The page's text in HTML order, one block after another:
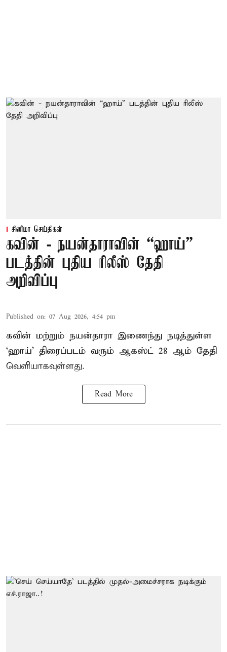
சினிமா செய்திகள்
கவின் - நயன்தாராவின் “ஹாய்”
படத்தின் புதிய ரிலீஸ் தேதி
அறிவிப்பு
Published on: 07 Aug 2026, 4:54 pm
கவின் மற்றும் நயன்தாரா இணைந்து நடித்துள்ள
‘ஹாய்’ திரைப்படம் வரும் ஆகஸ்ட் 28 ஆம் தேதி
வெளியாகவுள்ளது.
Read More